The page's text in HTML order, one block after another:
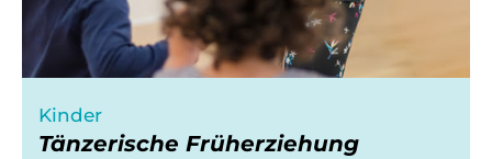
Kinder
Tänzerische Früherziehung